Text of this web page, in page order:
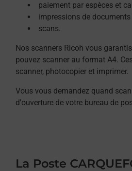
paiement par espèces et
impressions de
scans.
Nos scanners Ricoh vous
pouvez scanner au format A4.
scanner, photocopier et imprimer.
Vous vous demandez quand
d'ouverture de votre bureau de
La Poste